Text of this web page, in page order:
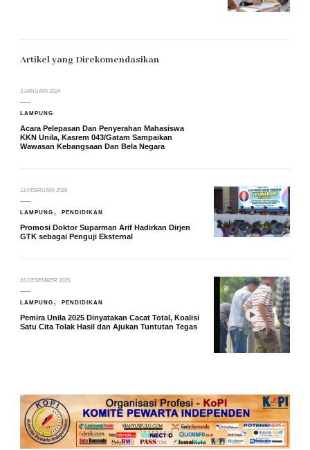
Artikel yang Direkomendasikan
3 JANUARI 2024
LAMPUNG
Acara Pelepasan Dan Penyerahan Mahasiswa
KKN Unila, Kasrem 043/Gatam Sampaikan
Wawasan Kebangsaan Dan Bela Negara
13 FEBRUARI 2026
LAMPUNG PENDIDIKAN
Promosi Doktor Suparman Arif Hadirkan Dirjen
GTK sebagai Penguji Eksternal
24 DESEMBER 2025
LAMPUNG PENDIDIKAN
Pemira Unila 2025 Dinyatakan Cacat Total, Koalisi
Satu Cita Tolak Hasil dan Ajukan Tuntutan Tegas